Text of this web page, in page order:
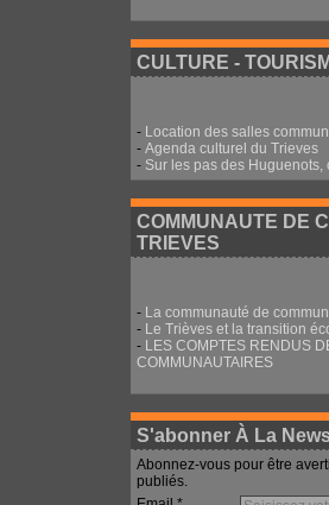
CULTURE -
- Location des salles
- Agenda culturel du Trieves
- Sur les pas des
COMMUNAUTE DE
TRIEVES
- La communauté de
- Le Trièves et la transition
- LES COMPTES RENDUS
COMMUNAUTAIRES
S'abonner À La
Abonnez-vous pour être
publiés.